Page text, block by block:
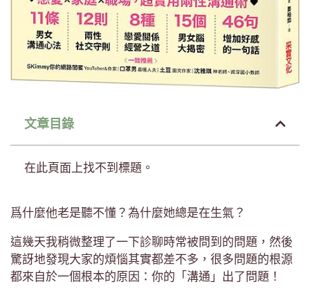
文章目錄
在此頁面上找不到標題。
爲什麼他老是聽不懂？為什麼她總是在生氣？
這幾天我稍微整理了一下診聊時常被問到的問題，然後
驚訝地發現大家的煩惱其實都差不多，很多問題的根源
都來自於一個根本的原因：你的「溝通」出了問題！